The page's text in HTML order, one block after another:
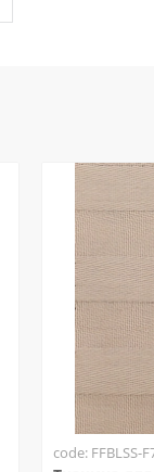
code: FFBLSS-